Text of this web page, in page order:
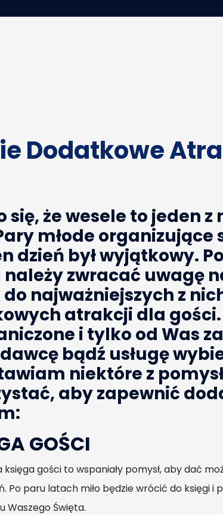
Dodatkowe
się, że wesele to jeden
młode organizujące
dzień był wyjątkowy.
zwracać uwagę
najważniejszych z
atrakcji dla
i tylko od Was
bądź usługę
niektóre z
aby zapewnić
GOŚCI
gości to wspaniały pomysł, aby dać
Po paru latach miło będzie wrócić do księgi
Waszego Święta.